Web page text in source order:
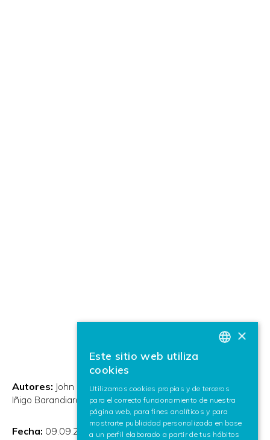
Autores: John Edgar Congote and Javier Barandiaran and
Iñigo Barandiaran and O. Ruiz
Fecha: 09.09.2009
ENGLISH
×
Este sitio web utiliza
cookies
Utilizamos cookies propias y de terceros
para el correcto funcionamiento de nuestra
página web, para fines analíticos y para
mostrarte publicidad personalizada en base
a un perfil elaborado a partir de tus hábitos